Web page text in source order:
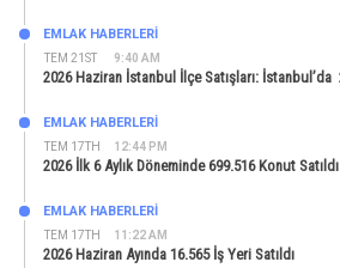
TEM 21ST 9:40 AM
EMLAK HABERLERI
2026 Haziran İstanbul İlçe Satışları: İstanbul’da
TEM 17TH 12:44 PM
EMLAK HABERLERI
2026 İlk 6 Aylık Döneminde 699.516 Konut Satıldı
TEM 17TH 11:22 AM
EMLAK HABERLERI
2026 Haziran Ayında 16.565 İş Yeri Satıldı